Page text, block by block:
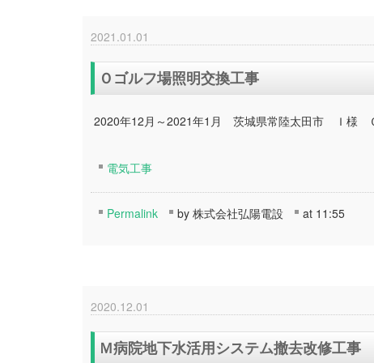
2021.01.01
Ｏゴルフ場照明交換工事
2020年12月～2021年1月 茨城県常陸太田市 Ｉ様
電気工事
Permalink by 株式会社弘陽電設 at 11:55
2020.12.01
Ｍ病院地下水活用システム撤去改修工事